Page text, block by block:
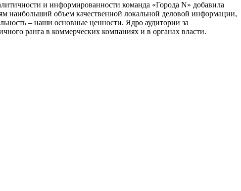
и информированности команда «Города N» добавила
наибольший объем качественной локальной деловой информации,
– наши основные ценности. Ядро аудитории за
ранга в коммерческих компаниях и в органах власти.